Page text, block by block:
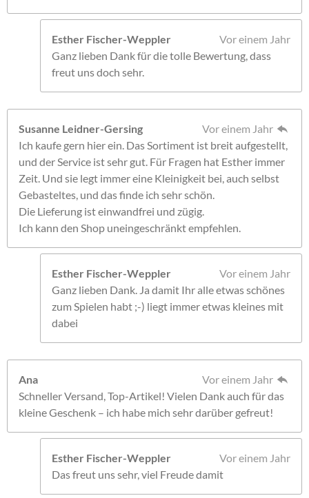
Esther Fischer-Weppler
Vor einem Jahr
Ganz lieben Dank für die tolle Bewertung, dass
freut uns doch sehr.
Susanne Leidner-Gersing
Vor einem Jahr
Ich kaufe gern hier ein. Das Sortiment ist breit aufgestellt,
und der Service ist sehr gut. Für Fragen hat Esther immer
Zeit. Und sie legt immer eine Kleinigkeit bei, auch selbst
Gebasteltes, und das finde ich sehr schön.
Die Lieferung ist einwandfrei und zügig.
Ich kann den Shop uneingeschränkt empfehlen.
Esther Fischer-Weppler
Vor einem Jahr
Ganz lieben Dank. Ja damit Ihr alle etwas schönes
zum Spielen habt ;-) liegt immer etwas kleines mit
dabei
Ana
Vor einem Jahr
Schneller Versand, Top-Artikel! Vielen Dank auch für das
kleine Geschenk – ich habe mich sehr darüber gefreut!
Esther Fischer-Weppler
Vor einem Jahr
Das freut uns sehr, viel Freude damit